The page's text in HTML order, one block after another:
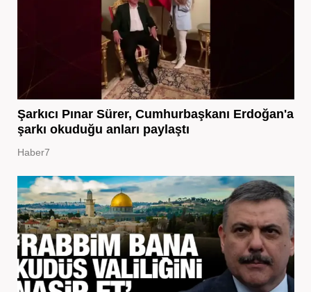
Şarkıcı Pınar Sürer, Cumhurbaşkanı Erdoğan'a
şarkı okuduğu anları paylaştı
Haber7